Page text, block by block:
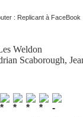
Weldon
Scaborough,